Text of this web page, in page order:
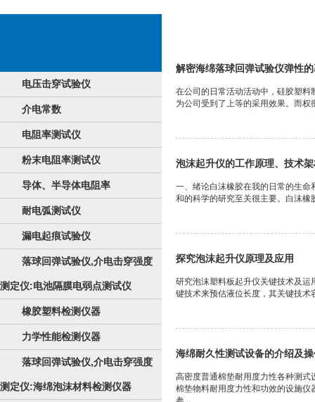
电压击穿试验仪
介电常数
电阻率测试仪
粉末电阻率测试仪
导体、半导体电阻率
耐电弧测试仪
漏电起痕试验仪
落球回弹试验仪,介电击穿强度
测定仪:电池隔膜电弱点测试仪
橡胶塑料检测仪器
力学性能检测仪器
落球回弹试验仪,介电击穿强度
测定仪:海绵泡沫材料检测仪器
解密海绵落球回弹试验仪弹性
在公司的日常活动活动中，硅胶塑
为公司受到了上等的采用效果。而
泡沫起升仪的工作原理、技术
一、绪论白沫橡胶在我的日常的生
和的科学的研究至关很主要。白沫
探究泡沫起升仪原理及应用
研究泡沫塑料板起升仪关键技术及
键技术来预估液位长度，其关键技
海绵耐久性测试设备的介绍及
高密度普通棉垫耐用度力性各种测
棉垫物料耐用度力性和功效的设施